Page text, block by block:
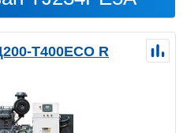
T400ECO R